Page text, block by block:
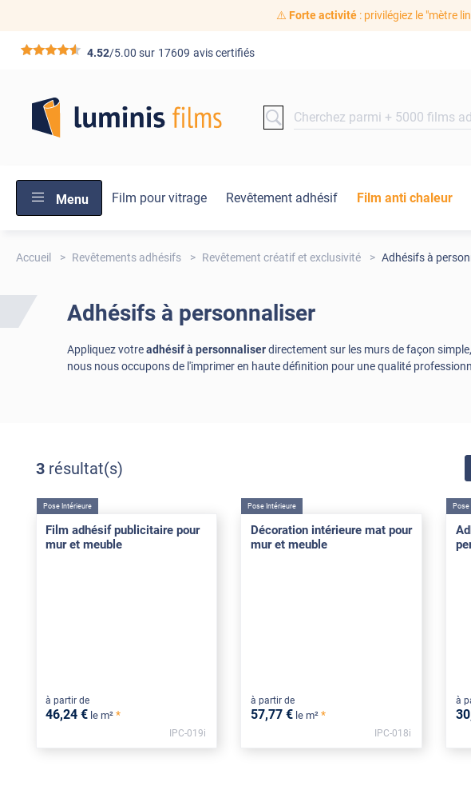
⚠️ Forte activité: privilégiez le "mètre
*****4.52/5.00 sur 17609 avis certifiés
Menu Film pour vitrage Revêtement adhésif Film anti chaleur
Accueil Revêtements adhésifs Revêtement créatif et exclusivité Adhésifs à
Adhésifs à personnaliser
Appliquez votreadhésif à personnaliserdirectement sur les murs de façon
nous nous occupons de l'imprimer en haute définition pour une qualité
3 résultat(s)
Pose Intérieure
Film adhésif publicitaire pour
mur et meuble
à partir de
46,24 € le m² *
IPC-019i
Pose Intérieure
Décoration intérieure mat pour
mur et meuble
à partir de
57,77 € le m² *
IPC-018i
Pose
à
30